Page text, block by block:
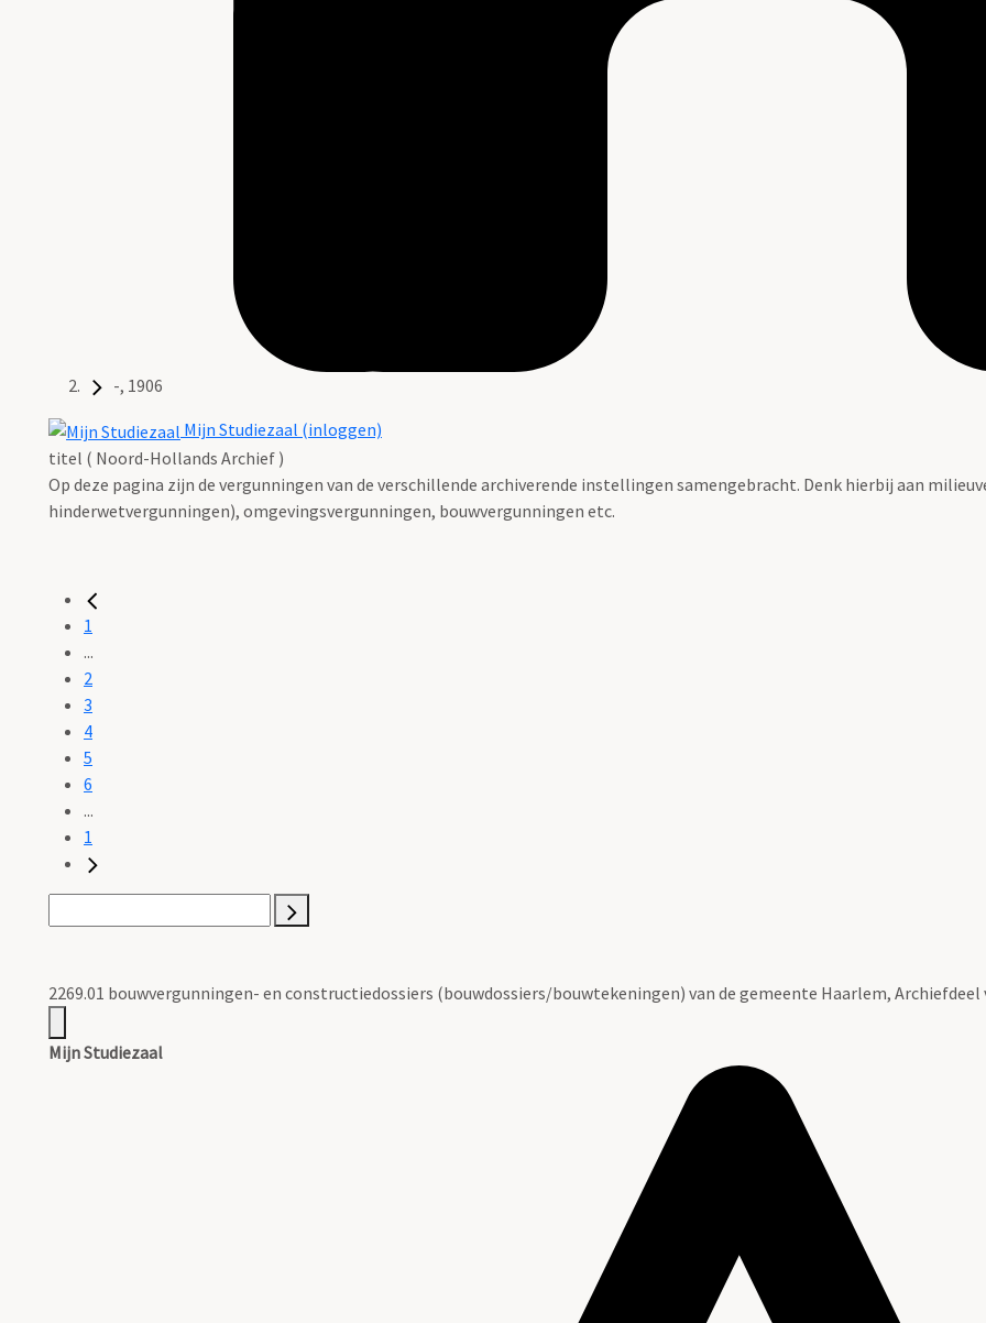
-, 1906
Mijn Studiezaal (inloggen)
titel ( Noord-Hollands Archief )
Op deze pagina zijn de vergunningen van de verschillende archiverende instellingen samengebracht. Denk hierbij aan
hinderwetvergunningen), omgevingsvergunningen, bouwvergunningen etc.
1
...
2
3
4
5
6
...
1
2269.01 bouwvergunningen- en constructiedossiers (bouwdossiers/bouwtekeningen) van de gemeente Haarlem, Archiefdeel
Mijn Studiezaal